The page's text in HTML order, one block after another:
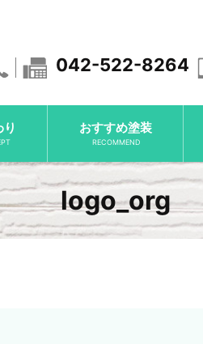
042-522-8264
おすすめ塗装
RECOMMEND
logo_org